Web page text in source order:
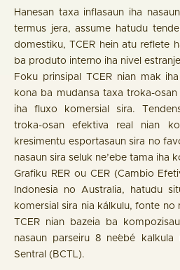
Hanesan taxa inflasaun iha
termus jera, assume hatudu
domestiku, TCER hein atu reflete
ba produto interno iha nivel
Foku prinsipal TCER nian mak
kona ba mudansa taxa troka-osan
iha fluxo komersial sira.
troka-osan efektiva real nian
kresimentu esportasaun sira no
nasaun sira seluk ne’ebe tama iha
Grafiku RER ou CER (Cambio
Indonesia no Australia, hatudu
komersial sira nia kálkulu, fonte no
TCER nian bazeia ba
nasaun parseiru 8 ne´ebé
Sentral (BCTL).